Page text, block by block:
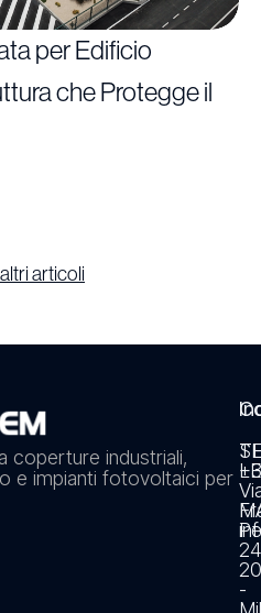
per Edificio
che Protegge il
articoli
coperture industriali,
e impianti fotovoltaici per
24
-